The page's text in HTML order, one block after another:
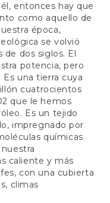
entonces hay que
como aquello de
época,
se volvió
de dos siglos. El
potencia, pero
una tierra cuya
cuatrocientos
que le hemos
Es un tejido
impregnado por
químicas
caliente y más
con una cubierta
climas